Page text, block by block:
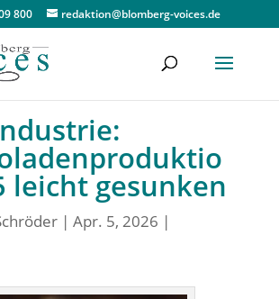
800 redaktion@blomberg-voices.de
leicht gesunken
| Apr. 5, 2026 |